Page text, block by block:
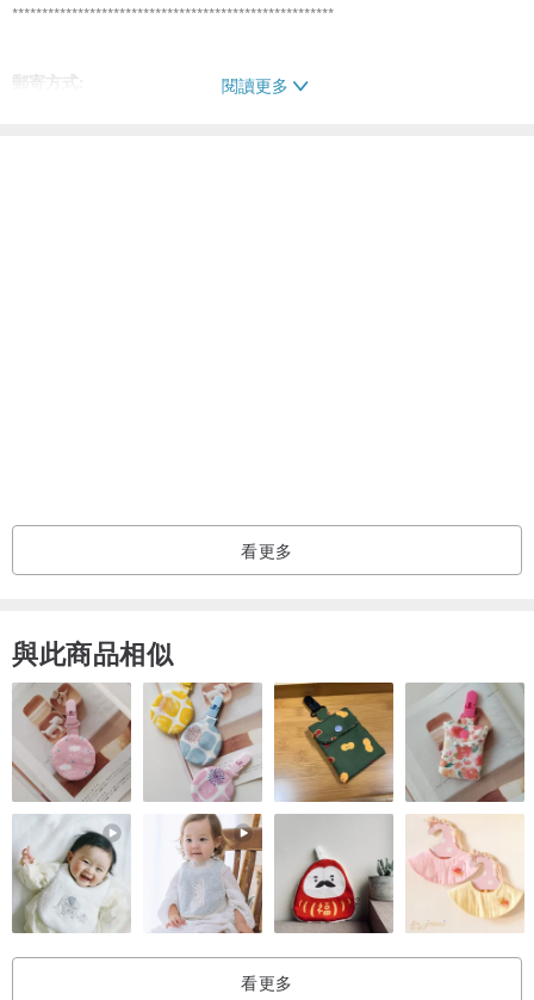
******************************************************
郵寄方式:
閱讀更多
看更多
與此商品相似
看更多